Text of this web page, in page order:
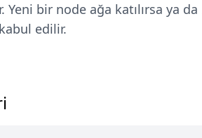
bir node ağa katılırsa ya
edilir.